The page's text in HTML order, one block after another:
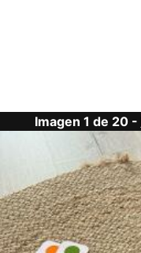
Imagen 1 de 20 -